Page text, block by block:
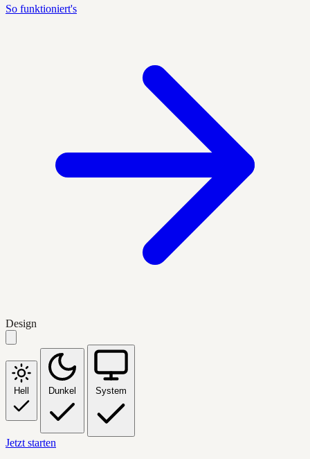
So funktioniert's
Design
Hell Dunkel System
Jetzt starten